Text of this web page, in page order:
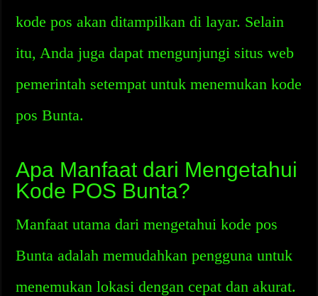
kode pos akan ditampilkan di layar. Selain
itu, Anda juga dapat mengunjungi situs web
pemerintah setempat untuk menemukan kode
pos Bunta.
Apa Manfaat dari Mengetahui
Kode POS Bunta?
Manfaat utama dari mengetahui kode pos
Bunta adalah memudahkan pengguna untuk
menemukan lokasi dengan cepat dan akurat.